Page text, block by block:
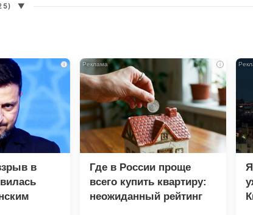
▼
i
в
i
Где в России проще
всего купить квартиру:
неожиданный рейтинг